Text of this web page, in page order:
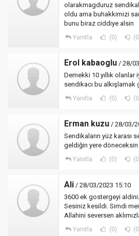
olarakmagduruz
oldu ama buhakkimizi
bunu biraz ciddiye alsin
Yanıtla (0)
Erol kabaoglu / 28/
Demekki 10 yıllık
sendikacı bu alkışlamak
Yanıtla (0)
Erman kuzu / 28/03/
Sendikaların yüz karası
geldiğin yere döneceksin
Yanıtla (0)
Ali / 28/03/2023 15:10
3600 ek gostergeyi
Sesiniz kesildi. Simdi
Allahini seversen
Yanıtla (0)